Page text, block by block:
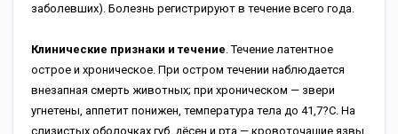
заболевших). Болезнь регистрируют в течение всего года.
Клинические признаки и течение. Течение латентное
острое и хроническое. При остром течении наблюдается
внезапная смерть животных; при хроническом — звери
угнетены, аппетит понижен, температура тела до 41,7?C. На
слизистых оболочках губ, дёсен и рта — кровоточащие язвы.